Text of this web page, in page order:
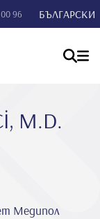
96 БЪЛГАРСКИ
M.D.
Медипол